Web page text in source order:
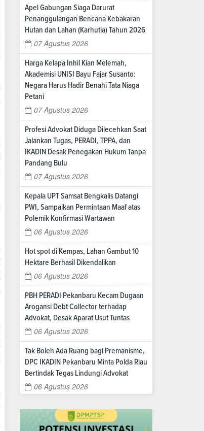
Apel Gabungan Siaga Darurat
Penanggulangan Bencana Kebakaran
Hutan dan Lahan (Karhutla) Tahun 2026
07 Agustus 2026
Harga Kelapa Inhil Kian Melemah,
Akademisi UNISI Bayu Fajar Susanto:
Negara Harus Hadir Benahi Tata Niaga
Petani
07 Agustus 2026
Profesi Advokat Diduga Dilecehkan Saat
Jalankan Tugas, PERADI, TPPA, dan
IKADIN Desak Penegakan Hukum Tanpa
Pandang Bulu
07 Agustus 2026
Kepala UPT Samsat Bengkalis Datangi
PWI, Sampaikan Permintaan Maaf atas
Polemik Konfirmasi Wartawan
06 Agustus 2026
Hot spot di Kempas, Lahan Gambut 10
Hektare Berhasil Dikendalikan
06 Agustus 2026
PBH PERADI Pekanbaru Kecam Dugaan
Arogansi Debt Collector terhadap
Advokat, Desak Aparat Usut Tuntas
06 Agustus 2026
Tak Boleh Ada Ruang bagi Premanisme,
DPC IKADIN Pekanbaru Minta Polda Riau
Bertindak Tegas Lindungi Advokat
06 Agustus 2026